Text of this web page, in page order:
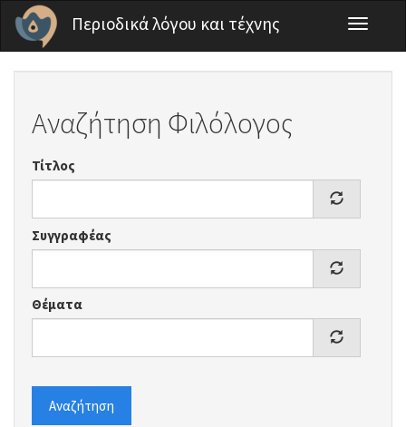
Παράκαμψη προς το κυρίως περιεχόμενο
Περιοδικά λόγου και τέχνης
Toggle
Αναζήτηση Φιλόλογος
Τίτλος
Συγγραφέας
Θέματα
Αναζήτηση